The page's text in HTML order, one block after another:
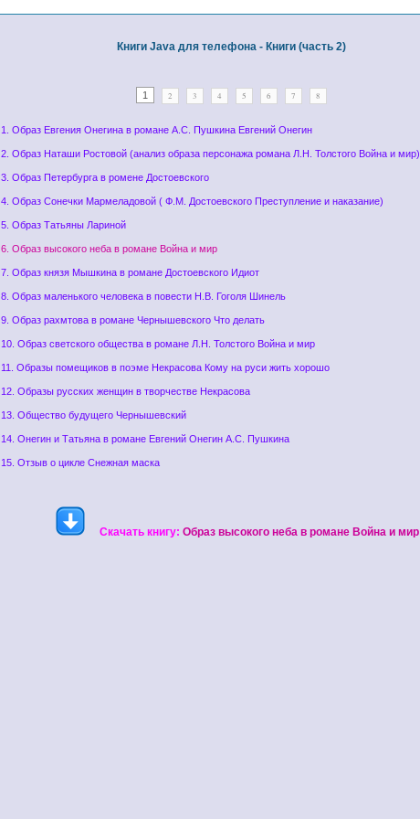
Книги Java для телефона - Книги (часть 2)
1 2 3 4 5 6 7 8
1. Образ Евгения Онегина в романе А.С. Пушкина Евгений Онегин
2. Образ Наташи Ростовой (анализ образа персонажа романа Л.Н. Толстого Война и мир)
3. Образ Петербурга в ромене Достоевского
4. Образ Сонечки Мармеладовой ( Ф.М. Достоевского Преступление и наказание)
5. Образ Татьяны Лариной
6. Образ высокого неба в романе Война и мир
7. Образ князя Мышкина в романе Достоевского Идиот
8. Образ маленького человека в повести Н.В. Гоголя Шинель
9. Образ рахмтова в романе Чернышевского Что делать
10. Образ светского общества в романе Л.Н. Толстого Война и мир
11. Образы помещиков в поэме Некрасова Кому на руси жить хорошо
12. Образы русских женщин в творчестве Некрасова
13. Общество будущего Чернышевский
14. Онегин и Татьяна в романе Евгений Онегин А.С. Пушкина
15. Отзыв о цикле Снежная маска
Скачать книгу: Образ высокого неба в романе Война и мир